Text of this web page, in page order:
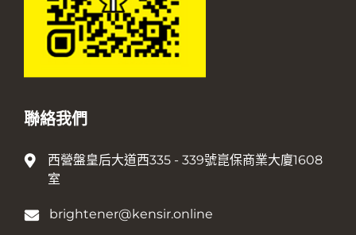
聯絡我們
西營盤皇后大道西335 - 339號崑保商業大廈1608
室
brightener@kensir.online